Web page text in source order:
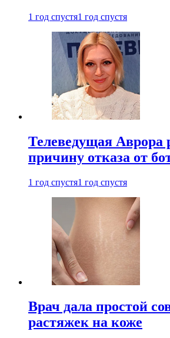
1 год спустя1 год спустя
Телеведущая Аврора
причину отказа от
1 год спустя1 год спустя
Врач дала простой
растяжек на коже